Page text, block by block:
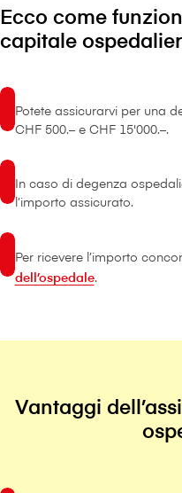
Ecco come
capitale
Potete assicurarvi per una
CHF 500.– e CHF 15'000.–.
In caso di degenza
l’importo assicurato.
Per ricevere l’importo
dell’ospedale.
Vantaggi